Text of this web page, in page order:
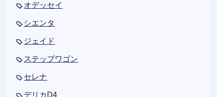
オデッセイ
シエンタ
ジェイド
ステップワゴン
セレナ
デリカD4